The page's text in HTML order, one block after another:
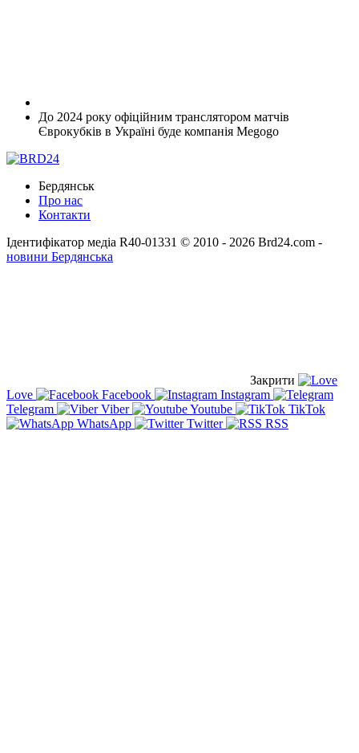
До 2024 року офіційним транслятором матчів
Єврокубків в Україні буде компанія Megogo
Бердянськ
Про нас
Контакти
Ідентифікатор медіа R40-01331 © 2010 - 2026 Brd24.com -
новини Бердянська
Закрити
Love
Facebook
Instagram
Telegram
Viber Youtube
TikTok
WhatsApp
Twitter RSS